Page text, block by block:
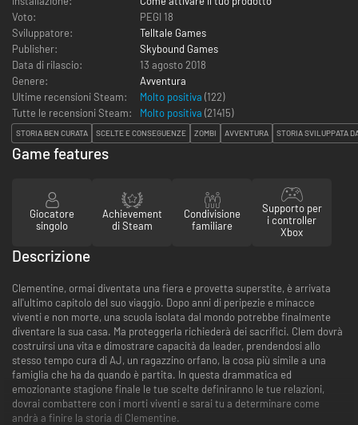
Voto:
PEGI 18
Sviluppatore:
Telltale Games
Publisher:
Skybound Games
Data di rilascio:
13 agosto 2018
Genere:
Avventura
Ultime recensioni Steam:
Molto positiva (122)
Tutte le recensioni Steam:
Molto positiva (21415)
STORIA BEN CURATA SCELTE E CONSEGUENZE ZOMBI AVVENTURA STORIA SVILUPPATA
Game features
Giocatore
singolo
Achievement
di Steam
Condivisione
familiare
Supporto per
i controller
Xbox
Descrizione
Clementine, ormai diventata una fiera e provetta superstite, è arrivata
all'ultimo capitolo del suo viaggio. Dopo anni di peripezie e minacce
viventi e non morte, una scuola isolata dal mondo potrebbe finalmente
diventare la sua casa. Ma proteggerla richiederà dei sacrifici. Clem dovrà
costruirsi una vita e dimostrare capacità da leader, prendendosi allo
stesso tempo cura di AJ, un ragazzino orfano, la cosa più simile a una
famiglia che ha da quando è partita. In questa drammatica ed
emozionante stagione finale le tue scelte definiranno le tue relazioni,
dovrai combattere con i morti viventi e sarai tu a determinare come
andrà a finire la storia di Clementine.